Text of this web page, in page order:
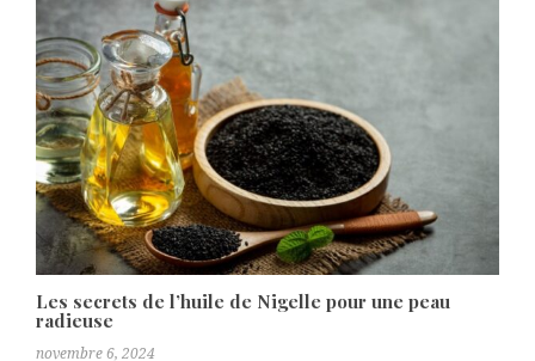
Les secrets de l’huile de Nigelle pour une peau
radieuse
novembre 6, 2024